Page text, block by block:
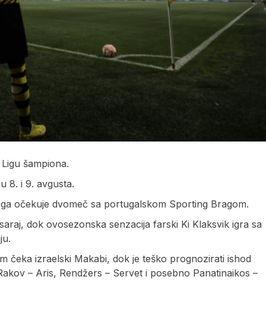
šampiona.
8. i 9. avgusta.
očekuje dvomeč sa portugalskom Sporting Bragom.
dok ovosezonska senzacija farski Ki Klaksvik igra sa
čeka izraelski Makabi, dok je teško prognozirati ishod
– Aris, Rendžers – Servet i posebno Panatinaikos –